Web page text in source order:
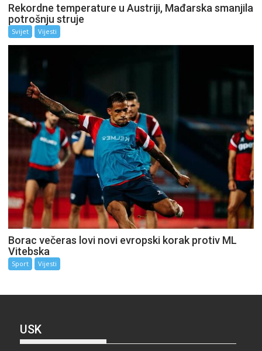
Rekordne temperature u Austriji, Mađarska smanjila
potrošnju struje
Svijet Vijesti
Borac večeras lovi novi evropski korak protiv ML
Vitebska
Sport Vijesti
USK